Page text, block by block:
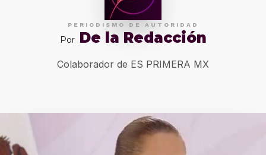
PERIODISMO DE AUTORIDAD
Por De la Redacción
Colaborador de ES PRIMERA MX